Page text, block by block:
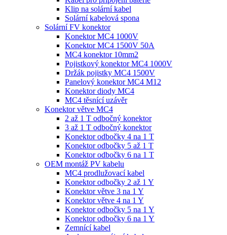
Klip na solární kabel
Solární kabelová spona
Solární FV konektor
Konektor MC4 1000V
Konektor MC4 1500V 50A
MC4 konektor 10mm2
Pojistkový konektor MC4 1000V
Držák pojistky MC4 1500V
Panelový konektor MC4 M12
Konektor diody MC4
MC4 těsnící uzávěr
Konektor větve MC4
2 až 1 T odbočný konektor
3 až 1 T odbočný konektor
Konektor odbočky 4 na 1 T
Konektor odbočky 5 až 1 T
Konektor odbočky 6 na 1 T
OEM montáž PV kabelu
MC4 prodlužovací kabel
Konektor odbočky 2 až 1 Y
Konektor větve 3 na 1 Y
Konektor větve 4 na 1 Y
Konektor odbočky 5 na 1 Y
Konektor odbočky 6 na 1 Y
Zemnící kabel